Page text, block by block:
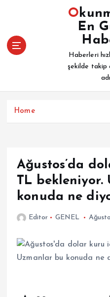
Okunma.com-
En
Haberleri
şekilde takip
Home
Ağustos’da
TL bekleniyor.
konuda ne
Editor GENEL